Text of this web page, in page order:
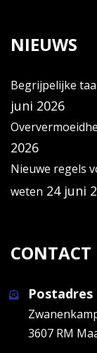
NIEUWS
Begrijpelijke
juni 2026
2026
Nieuwe regels
weten 24 juni
CONTACT
Postadres
3607 RM